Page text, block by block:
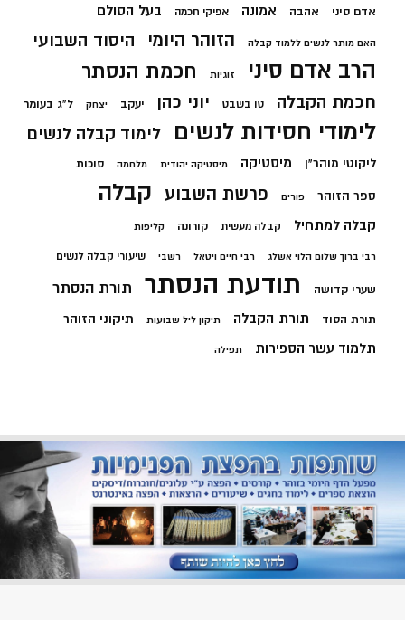
אדם סיני אהבה אמונה אפיקי חכמה בעל הסולם
האם מותר לנשים ללמוד קבלה הזוהר היומי היסוד השבועי
הרב אדם סיני זוגיות חכמת הנסתר
חכמת הקבלה טו בשבט יוני כהן יעקב יצחק ל"ג בעומר
לימודי חסידות לנשים לימוד קבלה לנשים
ליקוטי מוהר"ן מיסטיקה מיסטיקה יהודית מלחמה סוכות
ספר הזוהר פורים פרשת השבוע קבלה
קבלה למתחיל קבלה מעשית קורונה קליפות
רבי ברוך שלום הלוי אשלג רבי חיים ויטאל רשבי שיעורי קבלה לנשים
שערי קדושה תודעת הנסתר תורת הנסתר
תורת הסוד תורת הקבלה תיקון ליל שבועות תיקוני הזוהר
תלמוד עשר הספירות תפילה